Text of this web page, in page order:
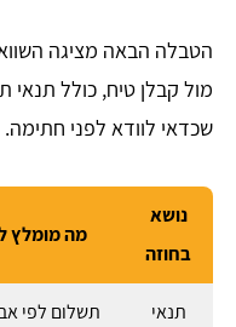
הטבלה הבאה מציגה
מול קבלן טיח, כולל תנאי
שכדאי לוודא לפני חתימה.
נושא
בחוזה
מה מומלץ
תנאי
תשלום לפי